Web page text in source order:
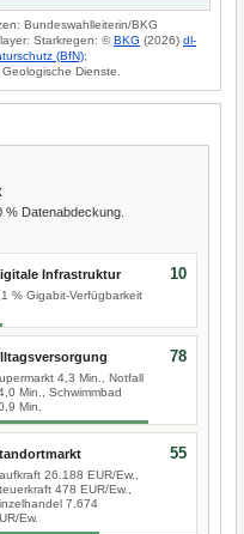
Bundeswahlleiterin/BKG
Starkregen: ©BKG (2026) dl-
(BfN);
Dienste.
% Datenabdeckung.
Infrastruktur
% Gigabit-Verfügbarkeit
10
4,3 Min., Notfall
Min., Schwimmbad
Min.
78
26.188 EUR/Ew.,
478 EUR/Ew.,
7.674
Ew.
55